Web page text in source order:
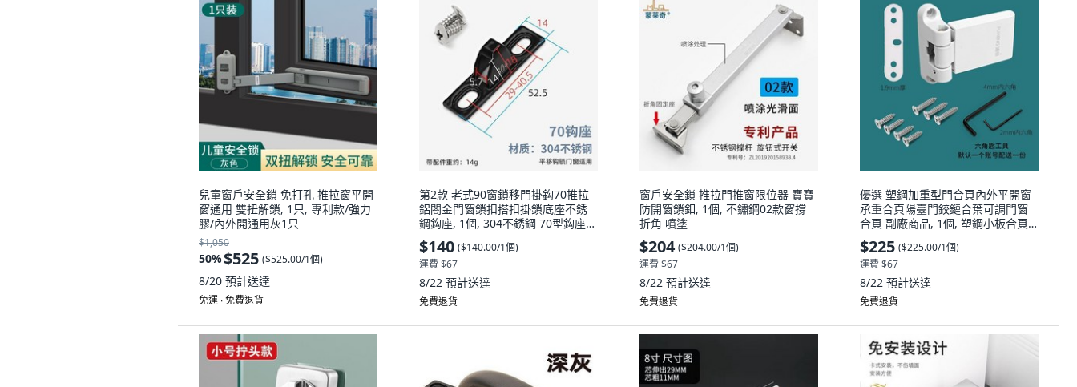
兒童窗戶安全鎖 免打孔 推拉窗平開
窗通用 雙扭解鎖, 1只, 專利款/強力
膠/內外開通用灰1只
$1,050
50%$525 ($525.00/1個)
8/20 預計送達
免運 ∙ 免費退貨
第2款 老式90窗鎖移門掛鈎70推拉
鋁閤金門窗鎖扣搭扣掛鎖底座不銹
鋼鈎座, 1個, 304不銹鋼 70型鈎座
黑色,2個裝 拍1件得2個
$140 ($140.00/1個)
運費 $67
8/22 預計送達
免費退貨
窗戶安全鎖 推拉門推窗限位器 寶寶
防開窗鎖釦, 1個, 不鏽鋼02款窗撐
折角 噴塗
$204 ($204.00/1個)
運費 $67
8/22 預計送達
免費退貨
優選 塑鋼加重型門合頁內外平開窗
承重合頁陽臺門鉸鏈合葉可調門窗
合頁 副廠商品, 1個, 塑鋼小板合頁 1
個價 ,適合窗扇落差18-21mm
$225 ($225.00/1個)
運費 $67
8/22 預計送達
免費退貨